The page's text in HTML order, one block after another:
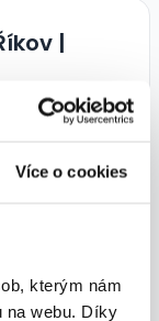
Více o cookies
kterým nám
na webu. Díky
|
+